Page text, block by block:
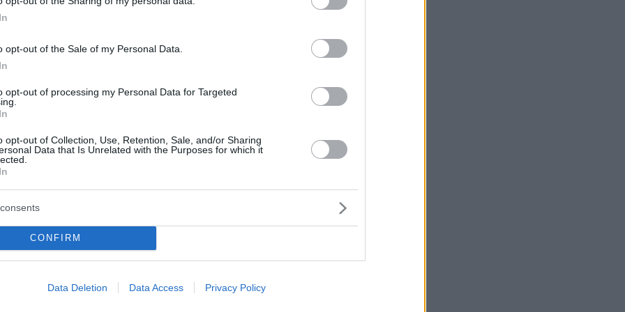
opt-out of the Sale of my Personal Data.
opt-out of processing my Personal Data for Targeted
opt-out of Collection, Use, Retention, Sale, and/or Sharing
Data that Is Unrelated with the Purposes for which it
CONFIRM
Data Deletion Data Access Privacy Policy
τεχνολογίες, η κλιματική
και οι προκλήσεις στην αγορά
στο 3ο MD Forum
Εργασίας και ο Γεν. Διευθυντής Απασχόλησης,
και Ένταξης της Ευρωπαϊκής Επιτροπής, κ.
Καριέρας» από τη ΔΥΠΑ στη
με συμμετοχή 1.600 Ελλήνων
15